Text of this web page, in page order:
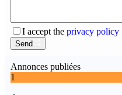
I accept the privacy policy
Send
Annonces publiées
1